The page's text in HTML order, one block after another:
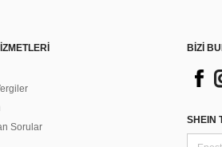
Sorular
BİZİ
SHEIN